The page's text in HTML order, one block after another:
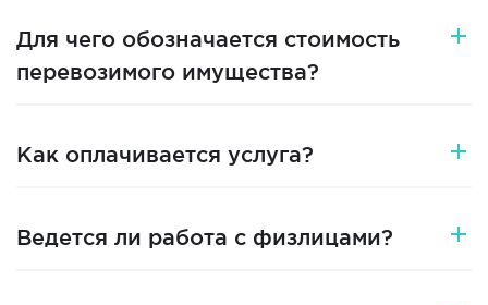
Для чего обозначается стоимость
перевозимого имущества?
Как оплачивается услуга?
Ведется ли работа с физлицами?